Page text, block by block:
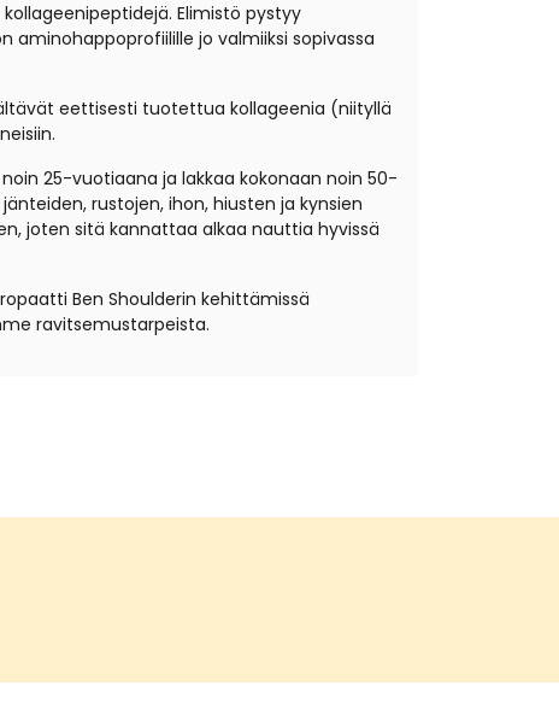
Elimistö pystyy
jo valmiiksi sopivassa
eettisesti tuotettua kollageenia (niityllä
25-vuotiaana ja lakkaa kokonaan noin 50-
rustojen, ihon, hiusten ja kynsien
joten sitä kannattaa alkaa nauttia hyvissä
Ben Shoulderin kehittämissä
ravitsemustarpeista.